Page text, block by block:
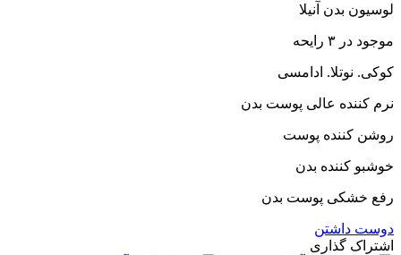
لوسیون بدن آنیلا
موجود در ۳ رایحه
کوکی. نوتلا. ادامسی
نرم کننده عالی پوست بدن
روشن کننده پوست
خوشبو کننده بدن
رفع خشکی پوست بدن
دوست داشتن
اشتراک گذاری